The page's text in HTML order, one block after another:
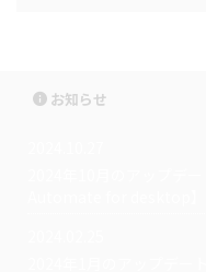
お知らせ